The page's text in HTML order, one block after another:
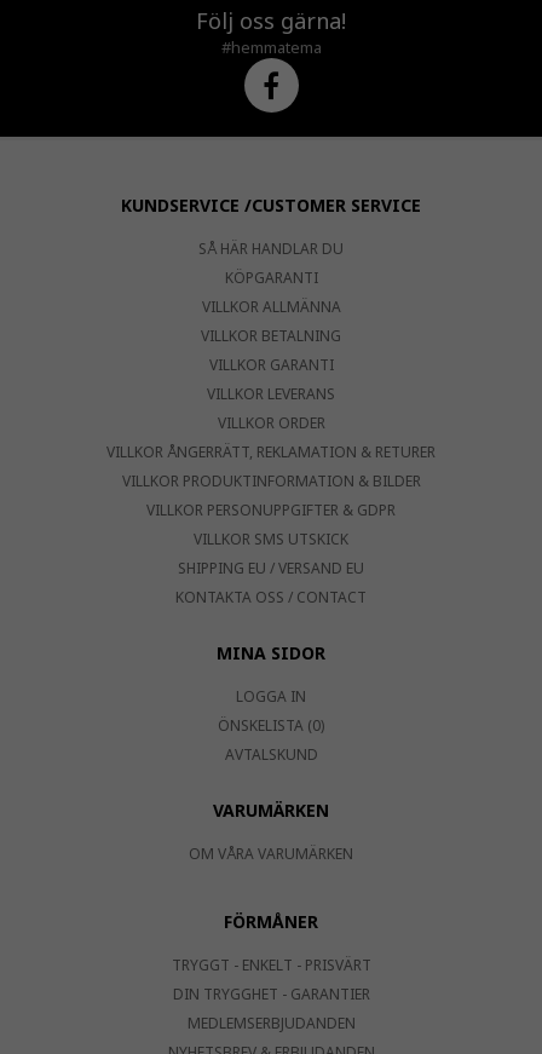
Följ oss gärna!
#hemmatema
KUNDSERVICE /CUSTOMER SERVICE
SÅ HÄR HANDLAR DU
KÖPGARANTI
VILLKOR ALLMÄNNA
VILLKOR BETALNING
VILLKOR GARANTI
VILLKOR LEVERANS
VILLKOR ORDER
VILLKOR ÅNGERRÄTT, REKLAMATION & RETURER
VILLKOR PRODUKTINFORMATION & BILDER
VILLKOR PERSONUPPGIFTER & GDPR
VILLKOR SMS UTSKICK
SHIPPING EU / VERSAND EU
KONTAKTA OSS / CONTACT
MINA SIDOR
LOGGA IN
ÖNSKELISTA (0)
AVTALSKUND
VARUMÄRKEN
OM VÅRA VARUMÄRKEN
FÖRMÅNER
TRYGGT - ENKELT - PRISVÄRT
DIN TRYGGHET - GARANTIER
MEDLEMSERBJUDANDEN